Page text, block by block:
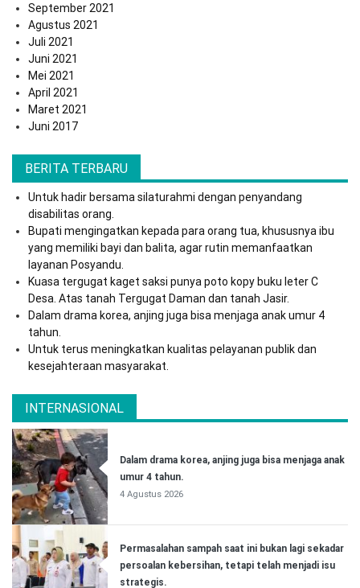
September 2021
Agustus 2021
Juli 2021
Juni 2021
Mei 2021
April 2021
Maret 2021
Juni 2017
BERITA TERBARU
Untuk hadir bersama silaturahmi dengan penyandang
disabilitas orang.
Bupati mengingatkan kepada para orang tua, khususnya ibu
yang memiliki bayi dan balita, agar rutin memanfaatkan
layanan Posyandu.
Kuasa tergugat kaget saksi punya poto kopy buku leter C
Desa. Atas tanah Tergugat Daman dan tanah Jasir.
Dalam drama korea, anjing juga bisa menjaga anak umur 4
tahun.
Untuk terus meningkatkan kualitas pelayanan publik dan
kesejahteraan masyarakat.
INTERNASIONAL
Dalam drama korea, anjing juga bisa menjaga anak
umur 4 tahun.
4 Agustus 2026
Permasalahan sampah saat ini bukan lagi sekadar
persoalan kebersihan, tetapi telah menjadi isu
strategis.